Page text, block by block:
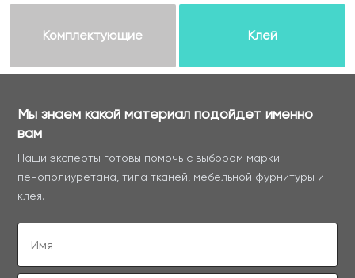
Комплектующие Клей
Мы знаем какой материал подойдет именно
вам
Наши эксперты готовы помочь с выбором марки
пенополиуретана, типа тканей, мебельной фурнитуры и
клея.